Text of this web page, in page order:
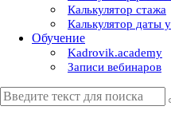
Калькулятор стажа
Калькулятор даты
Обучение
Kadrovik.academy
Записи вебинаров